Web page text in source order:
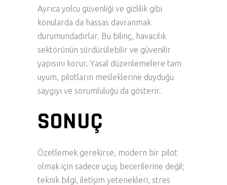
Ayrıca yolcu güvenliği ve gizlilik gibi
konularda da hassas davranmak
durumundadırlar. Bu bilinç, havacılık
sektörünün sürdürülebilir ve güvenilir
yapısını korur. Yasal düzenlemelere tam
uyum, pilotların mesleklerine duyduğu
saygıyı ve sorumluluğu da gösterir.
SONUÇ
Özetlemek gerekirse, modern bir pilot
olmak için sadece uçuş becerilerine değil;
teknik bilgi, iletişim yetenekleri, stres